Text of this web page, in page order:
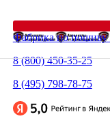
Фабрика по пошиву
8 (800) 450-35-25
8 (495) 798-78-75